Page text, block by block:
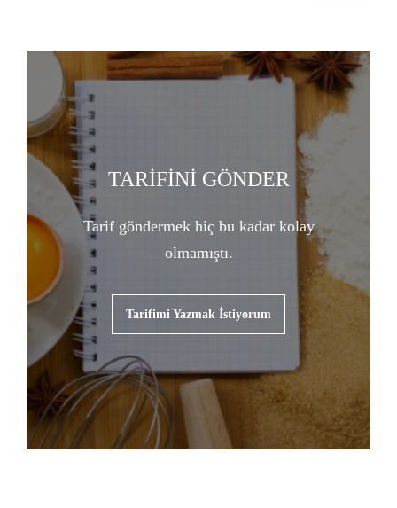
TARİFİNİ GÖNDER
Tarif göndermek hiç bu kadar kolay
olmamıştı.
Tarifimi Yazmak İstiyorum